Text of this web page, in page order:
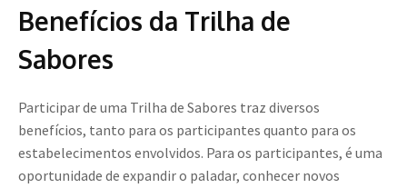
Benefícios da Trilha de
Sabores
Participar de uma Trilha de Sabores traz diversos
benefícios, tanto para os participantes quanto para os
estabelecimentos envolvidos. Para os participantes, é uma
oportunidade de expandir o paladar, conhecer novos